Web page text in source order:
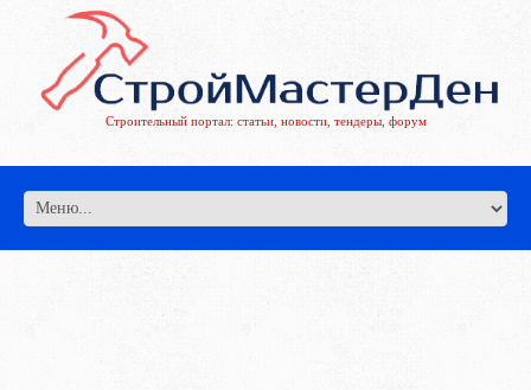
Строительный портал: статьи, новости, тендеры, форум